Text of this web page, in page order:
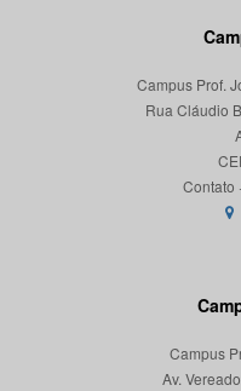
Campus Prof.
Rua Cláudio
Campus
Av.